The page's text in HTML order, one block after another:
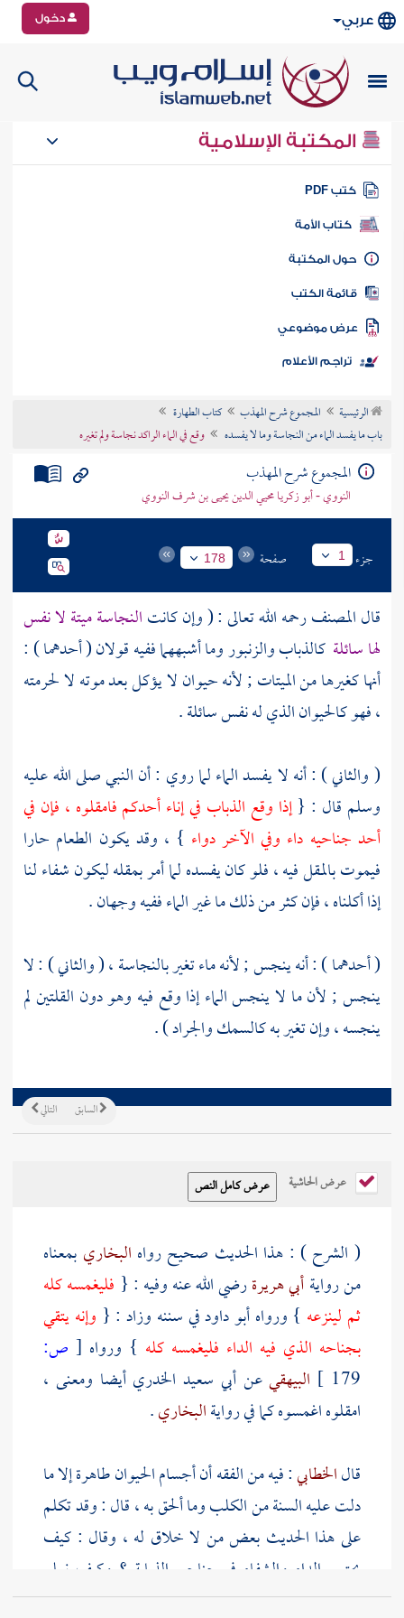
عربي دخول
المكتبة الإسلامية
كتب PDF
كتاب الأمة
المكتبة
الكتب
موضوعي
تراجم الأعلام
الرئيسية المجموع شرح المهذب
كتاب الطهارة
باب ما يفسد الماء من النجاسة وما لا يفسده
وقع في الماء الراكد نجاسة ولم تغيره
المجموع شرح المهذب
النووي - أبو زكريا محيي الدين يحيى بن شرف النووي
جزء 1 صفحة 178
قالالمصنفرحمه الله تعالى : ( وإن كانتالنجاسة ميتة لا نفس
لها سائلة كالذباب والزنبور وما أشبههما ففيه قولان ( أحدهما ) :
أنها كغيرها من الميتات ; لأنه حيوان لا يؤكل بعد موته لا لحرمته
، فهو كالحيوان الذي له نفس سائلة .
( والثاني ) : أنه لا يفسد الماء لما روي : أن النبي صلى الله عليه
وسلم قال : {إذا وقع الذباب في إناء أحدكم فامقلوه ، فإن في
أحد جناحيه داء وفي الآخر دواء } ، وقد يكون الطعام حارا
فيموت بالمقل فيه ، فلو كان يفسده لما أمر بمقله ليكون شفاء لنا
إذا أكلناه ، فإن كثر من ذلك ما غير الماء ففيه وجهان .
( أحدهما ) : أنه ينجس ; لأنه ماء تغير بالنجاسة ، ( والثاني ) : لا
ينجس ; لأن ما لا ينجس الماء إذا وقع فيه وهو دون القلتين لم
ينجسه ، وإن تغير به كالسمك والجراد ) .
التالي السابق
عرض الحاشية
( الشرح ) : هذا الحديث صحيح رواه البخاري بمعناه
من روايةأبي هريرةرضي الله عنه وفيه : { فليغمسه كله
ثم لينزعه } ورواهأبو داودفي سننه وزاد : { وإنه يتقي
بجناحه الذي فيه الداء فليغمسه كله } ورواه [ ص:
179 ]
البيهقيعنأبي سعيد الخدريأيضا ومعنى ،
امقلوه اغمسوه كما في روايةالبخاري.
قالالخطابي: فيه من الفقه أن أجسام الحيوان طاهرة إلا ما
دلت عليه السنة من الكلب وما ألحق به ، قال : وقد تكلم
على هذا الحديث بعض من لا خلاق له ، وقال : كيف
يجتمع الداء والشفاء في جناحي الذبابة ؟ وكيف نعلم
ذلك حتى نقدم جناح الداء ؟ قالالخطابي: وهذا سؤال